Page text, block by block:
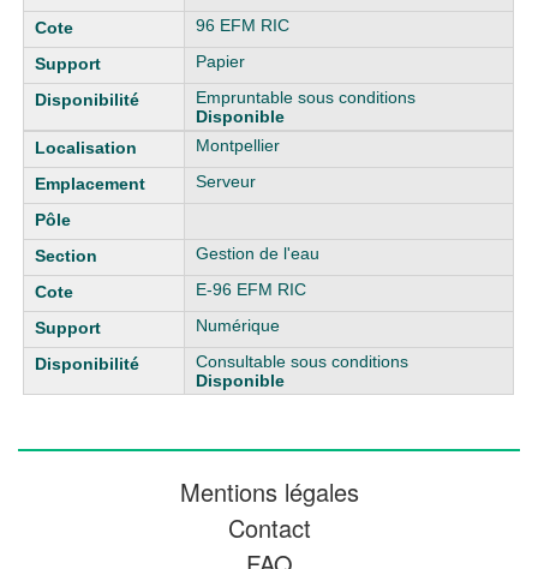
96 EFM RIC
Papier
Empruntable sous conditions
Disponible
Montpellier
Serveur
Gestion de l'eau
E-96 EFM RIC
Numérique
Consultable sous conditions
Disponible
Mentions légales
Contact